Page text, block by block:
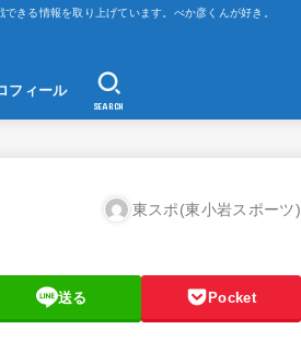
きる情報を取り上げています。べか彦くんが好き。
フィール
SEARCH
東スポ(東小岩スポーツ)
送る Pocket